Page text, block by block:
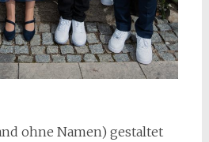
ohne Namen) gestaltet